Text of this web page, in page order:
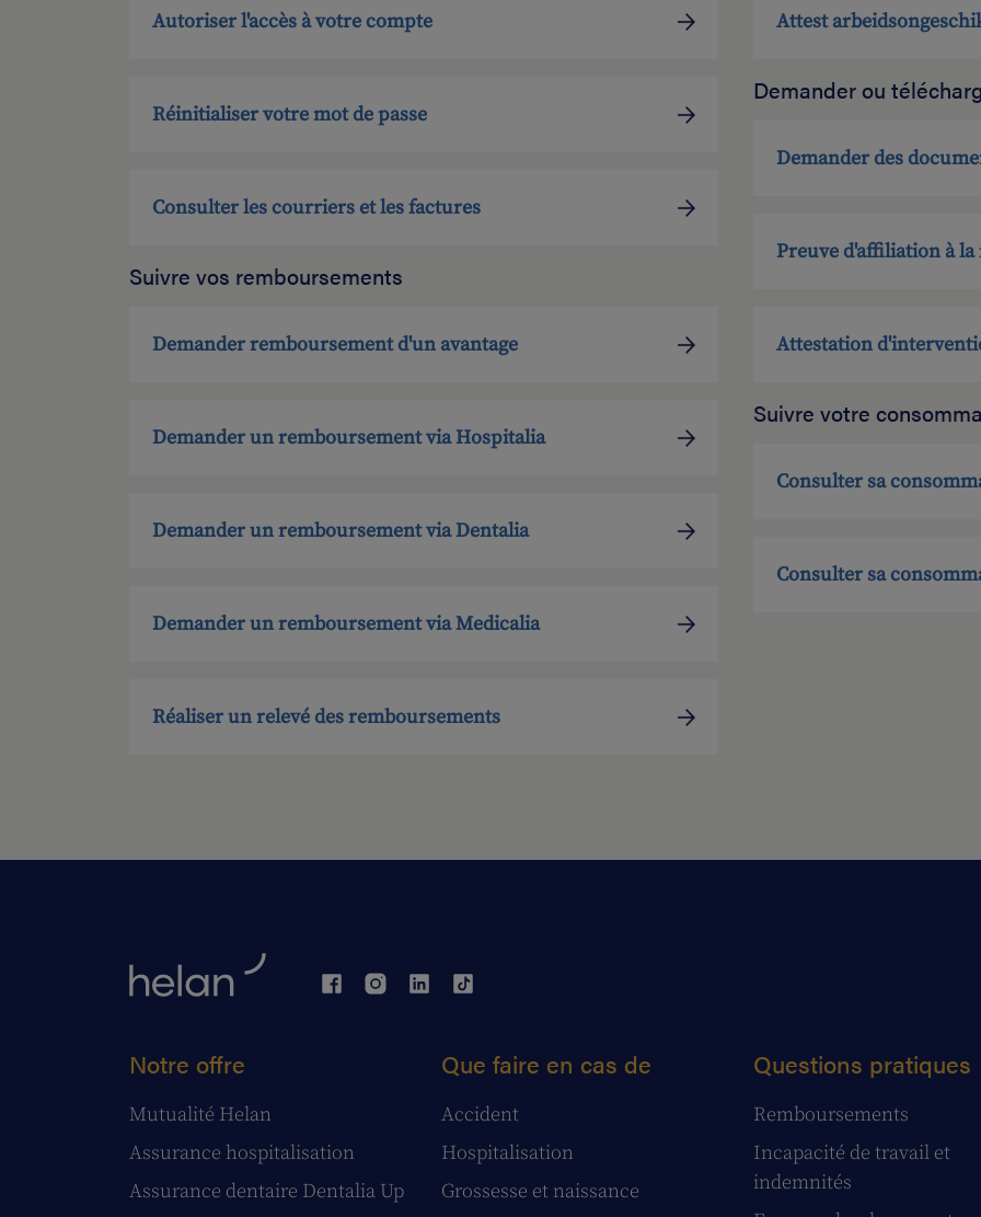
Autoriser l'accès à votre compte
Réinitialiser votre mot de passe
Consulter les courriers et les factures
Suivre vos remboursements
Demander remboursement d'un avantage
Demander un remboursement via Hospitalia
Demander un remboursement via Dentalia
Demander un remboursement via Medicalia
Réaliser un relevé des remboursements
Attest
Demander ou
Demander des
Preuve d'affiliation à
Attestation
Suivre votre
Consulter sa
Consulter sa
Notre offre
Mutualité Helan
Assurance hospitalisation
Assurance dentaire Dentalia Up
Que faire en cas de
Accident
Hospitalisation
Grossesse et naissance
Questions pratiques
Remboursements
Incapacité de travail et
indemnités